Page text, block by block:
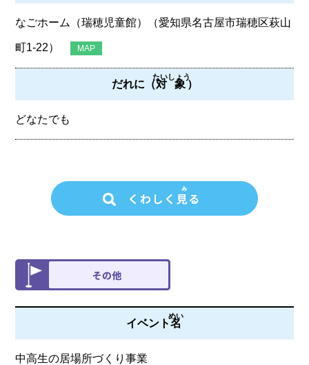
なごホーム（瑞穂児童館）（愛知県名古屋市瑞穂区萩山
町1-22） MAP
だれに（対象
たいしょう
）
どなたでも
イベント名
めい
中高生の居場所づくり事業